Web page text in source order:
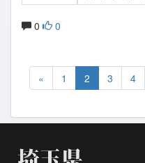
0 0
« 1 2 3 4